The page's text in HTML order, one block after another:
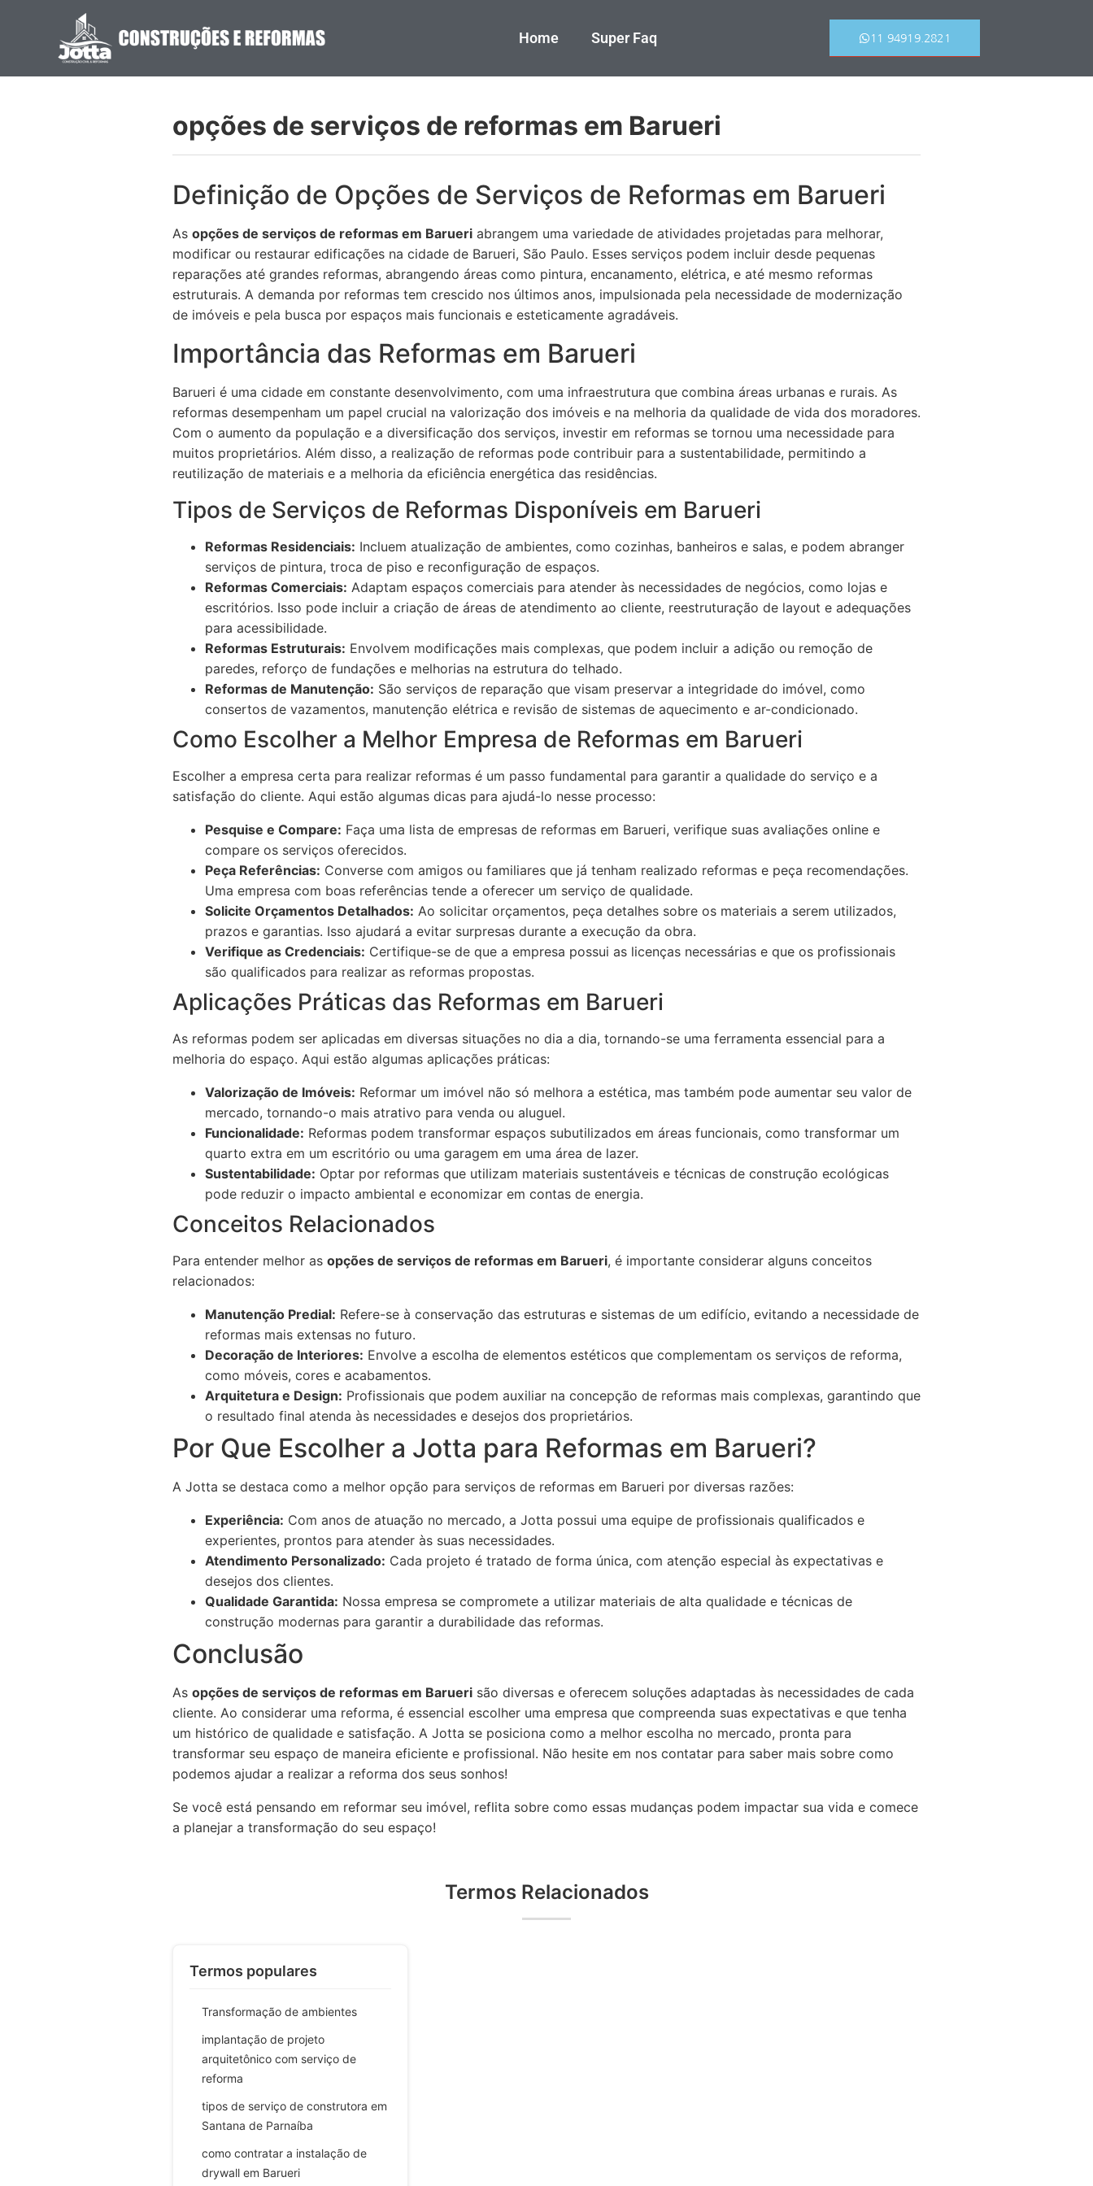
Home Super Faq 11 94919.2821
opções de serviços de reformas em Barueri
Definição de Opções de Serviços de Reformas em Barueri
As opções de serviços de reformas em Barueri abrangem uma variedade de atividades projetadas para melhorar,
modificar ou restaurar edificações na cidade de Barueri, São Paulo. Esses serviços podem incluir desde pequenas
reparações até grandes reformas, abrangendo áreas como pintura, encanamento, elétrica, e até mesmo reformas
estruturais. A demanda por reformas tem crescido nos últimos anos, impulsionada pela necessidade de modernização
de imóveis e pela busca por espaços mais funcionais e esteticamente agradáveis.
Importância das Reformas em Barueri
Barueri é uma cidade em constante desenvolvimento, com uma infraestrutura que combina áreas urbanas e rurais. As
reformas desempenham um papel crucial na valorização dos imóveis e na melhoria da qualidade de vida dos moradores.
Com o aumento da população e a diversificação dos serviços, investir em reformas se tornou uma necessidade para
muitos proprietários. Além disso, a realização de reformas pode contribuir para a sustentabilidade, permitindo a
reutilização de materiais e a melhoria da eficiência energética das residências.
Tipos de Serviços de Reformas Disponíveis em Barueri
Reformas Residenciais: Incluem atualização de ambientes, como cozinhas, banheiros e salas, e podem abranger
serviços de pintura, troca de piso e reconfiguração de espaços.
Reformas Comerciais: Adaptam espaços comerciais para atender às necessidades de negócios, como lojas e
escritórios. Isso pode incluir a criação de áreas de atendimento ao cliente, reestruturação de layout e adequações
para acessibilidade.
Reformas Estruturais: Envolvem modificações mais complexas, que podem incluir a adição ou remoção de
paredes, reforço de fundações e melhorias na estrutura do telhado.
Reformas de Manutenção: São serviços de reparação que visam preservar a integridade do imóvel, como
consertos de vazamentos, manutenção elétrica e revisão de sistemas de aquecimento e ar-condicionado.
Como Escolher a Melhor Empresa de Reformas em Barueri
Escolher a empresa certa para realizar reformas é um passo fundamental para garantir a qualidade do serviço e a
satisfação do cliente. Aqui estão algumas dicas para ajudá-lo nesse processo:
Pesquise e Compare: Faça uma lista de empresas de reformas em Barueri, verifique suas avaliações online e
compare os serviços oferecidos.
Peça Referências: Converse com amigos ou familiares que já tenham realizado reformas e peça recomendações.
Uma empresa com boas referências tende a oferecer um serviço de qualidade.
Solicite Orçamentos Detalhados: Ao solicitar orçamentos, peça detalhes sobre os materiais a serem utilizados,
prazos e garantias. Isso ajudará a evitar surpresas durante a execução da obra.
Verifique as Credenciais: Certifique-se de que a empresa possui as licenças necessárias e que os profissionais
são qualificados para realizar as reformas propostas.
Aplicações Práticas das Reformas em Barueri
As reformas podem ser aplicadas em diversas situações no dia a dia, tornando-se uma ferramenta essencial para a
melhoria do espaço. Aqui estão algumas aplicações práticas:
Valorização de Imóveis: Reformar um imóvel não só melhora a estética, mas também pode aumentar seu valor de
mercado, tornando-o mais atrativo para venda ou aluguel.
Funcionalidade: Reformas podem transformar espaços subutilizados em áreas funcionais, como transformar um
quarto extra em um escritório ou uma garagem em uma área de lazer.
Sustentabilidade: Optar por reformas que utilizam materiais sustentáveis e técnicas de construção ecológicas
pode reduzir o impacto ambiental e economizar em contas de energia.
Conceitos Relacionados
Para entender melhor as opções de serviços de reformas em Barueri, é importante considerar alguns conceitos
relacionados:
Manutenção Predial: Refere-se à conservação das estruturas e sistemas de um edifício, evitando a necessidade de
reformas mais extensas no futuro.
Decoração de Interiores: Envolve a escolha de elementos estéticos que complementam os serviços de reforma,
como móveis, cores e acabamentos.
Arquitetura e Design: Profissionais que podem auxiliar na concepção de reformas mais complexas, garantindo que
o resultado final atenda às necessidades e desejos dos proprietários.
Por Que Escolher a Jotta para Reformas em Barueri?
A Jotta se destaca como a melhor opção para serviços de reformas em Barueri por diversas razões:
Experiência: Com anos de atuação no mercado, a Jotta possui uma equipe de profissionais qualificados e
experientes, prontos para atender às suas necessidades.
Atendimento Personalizado: Cada projeto é tratado de forma única, com atenção especial às expectativas e
desejos dos clientes.
Qualidade Garantida: Nossa empresa se compromete a utilizar materiais de alta qualidade e técnicas de
construção modernas para garantir a durabilidade das reformas.
Conclusão
As opções de serviços de reformas em Barueri são diversas e oferecem soluções adaptadas às necessidades de cada
cliente. Ao considerar uma reforma, é essencial escolher uma empresa que compreenda suas expectativas e que tenha
um histórico de qualidade e satisfação. A Jotta se posiciona como a melhor escolha no mercado, pronta para
transformar seu espaço de maneira eficiente e profissional. Não hesite em nos contatar para saber mais sobre como
podemos ajudar a realizar a reforma dos seus sonhos!
Se você está pensando em reformar seu imóvel, reflita sobre como essas mudanças podem impactar sua vida e comece
a planejar a transformação do seu espaço!
Termos Relacionados
Termos populares
Transformação de ambientes
implantação de projeto
arquitetônico com serviço de
reforma
tipos de serviço de construtora em
Santana de Parnaíba
como contratar a instalação de
drywall em Barueri